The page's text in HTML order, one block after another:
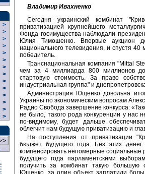
>
>
>
>
>
>
>
>
>
>
>
>
>
>
Владимир Ивахненко
Сегодня украинский комбинат
приватизацией крупнейшего
Фонда госимущества наблюдали
Юлия Тимошенко. Впервые аукцион
национального телевидения, и спустя 40
победитель.
Транснациональная компания "Mittal
чем за 4 миллиарда 800 миллионов
стартовую стоимость. За право
индустриальная группа" и
Администрация Ющенко довольна
Украины по экономическим вопросам
Радио Свобода завершение конкурса:
не было, такого рода конкуренции у нас
по-видимому, будет дальше
облегчит нам будущую приватизацию и
На поступления от приватизации
бюджет будущего года. Без этих
компенсировать непомерные
будущего года парламентскими
получить за комбинат такую большую
Ющенко, за один объект заплатили